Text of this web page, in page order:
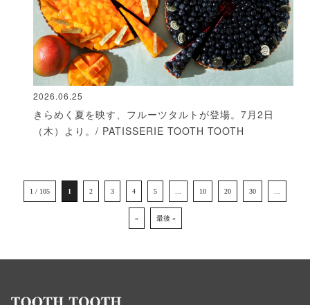
2026.06.25
きらめく夏を映す、フルーツタルトが登場。7月2日
（木）より。/ PATISSERIE TOOTH TOOTH
1 / 105 1 2 3 4 5 10 20 30
» 最後 »